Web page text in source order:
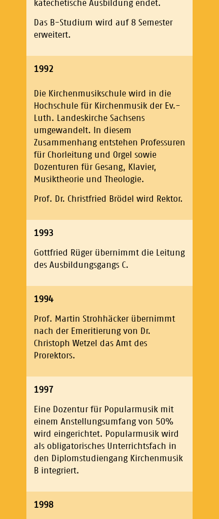
katechetische Ausbildung endet.
Das B-Studium wird auf 8 Semester
erweitert.
1992
Die Kirchenmusikschule wird in die
Hochschule für Kirchenmusik der Ev.-
Luth. Landeskirche Sachsens
umgewandelt. In diesem
Zusammenhang entstehen Professuren
für Chorleitung und Orgel sowie
Dozenturen für Gesang, Klavier,
Musiktheorie und Theologie.
Prof. Dr. Christfried Brödel wird Rektor.
1993
Gottfried Rüger übernimmt die Leitung
des Ausbildungsgangs C.
1994
Prof. Martin Strohhäcker übernimmt
nach der Emeritierung von Dr.
Christoph Wetzel das Amt des
Prorektors.
1997
Eine Dozentur für Popularmusik mit
einem Anstellungsumfang von 50%
wird eingerichtet. Popularmusik wird
als obligatorisches Unterrichtsfach in
den Diplomstudiengang Kirchenmusik
B integriert.
1998